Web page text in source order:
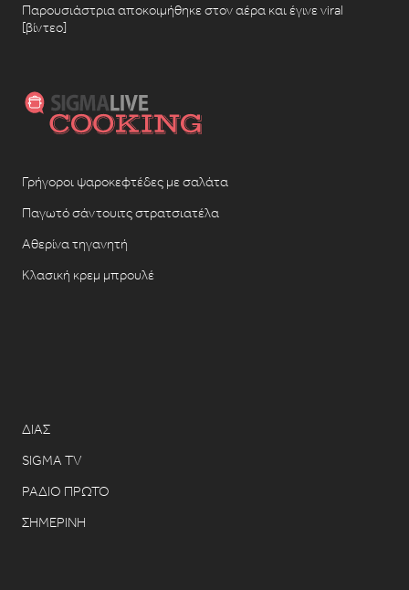
Παρουσιάστρια αποκοιμήθηκε στον αέρα και έγινε viral
[βίντεο]
Γρήγοροι ψαροκεφτέδες με σαλάτα
Παγωτό σάντουιτς στρατσιατέλα
Αθερίνα τηγανητή
Κλασική κρεμ μπρουλέ
ΔΙΑΣ
SIGMA TV
ΡΑΔΙΟ ΠΡΩΤΟ
ΣΗΜΕΡΙΝΗ